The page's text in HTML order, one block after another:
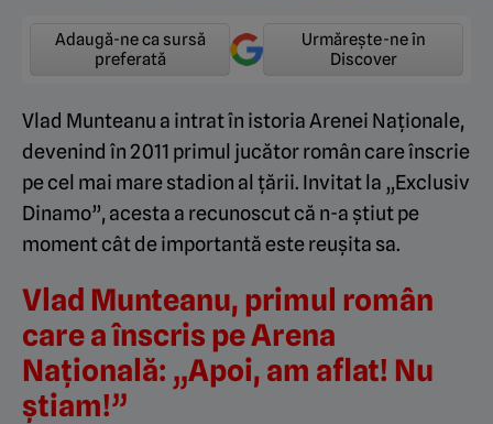
Adaugă-ne ca sursă
preferată
Urmărește-ne în
Discover
Vlad Munteanu a intrat în istoria Arenei Naționale,
devenind în 2011 primul jucător român care înscrie
pe cel mai mare stadion al țării. Invitat la „Exclusiv
Dinamo”, acesta a recunoscut că n-a știut pe
moment cât de importantă este reușita sa.
Vlad Munteanu, primul român
care a înscris pe Arena
Națională: „Apoi, am aflat! Nu
știam!”